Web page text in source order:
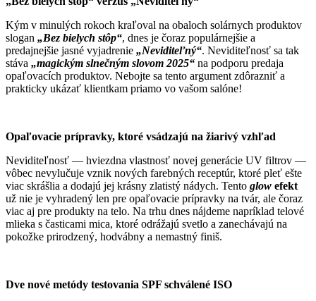
Kým v minulých rokoch kraľoval na obaloch solárnych produktov
slogan „Bez bielych stôp“, dnes je čoraz populárnejšie a
predajnejšie jasné vyjadrenie „Neviditeľný“. Neviditeľnosť sa tak
stáva „magickým slnečným slovom 2025“ na podporu predaja
opaľovacích produktov. Nebojte sa tento argument zdôrazniť a
prakticky ukázať klientkam priamo vo vašom salóne!
Opaľovacie prípravky, ktoré vsádzajú na žiarivý vzhľad
Neviditeľnosť — hviezdna vlastnosť novej generácie UV filtrov —
vôbec nevylučuje vznik nových farebných receptúr, ktoré pleť ešte
viac skrášlia a dodajú jej krásny zlatistý nádych. Tento glow efekt
už nie je vyhradený len pre opaľovacie prípravky na tvár, ale čoraz
viac aj pre produkty na telo. Na trhu dnes nájdeme napríklad telové
mlieka s časticami mica, ktoré odrážajú svetlo a zanechávajú na
pokožke prirodzený, hodvábny a nemastný finiš.
Dve nové metódy testovania SPF schválené ISO